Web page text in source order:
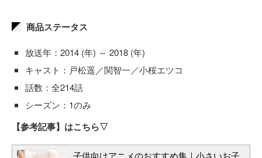
商品ステータス
放送年：2014 (年) ～ 2018 (年)
キャスト：戸松遥／関智一／小桜エツコ
話数：全214話
シーズン：1のみ
【参考記事】はこちら▽